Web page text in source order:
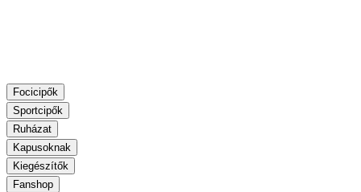
Focicipők
Sportcipők
Ruházat
Kapusoknak
Kiegészítők
Fanshop